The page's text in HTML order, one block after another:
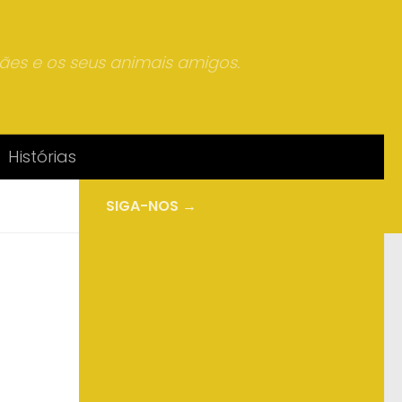
e os seus animais amigos.
Histórias
SIGA-NOS →